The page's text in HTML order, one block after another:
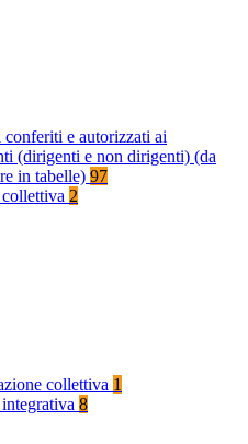
e autorizzati ai
(dirigenti e non dirigenti) (da
in tabelle) 97
2
collettiva 1
8